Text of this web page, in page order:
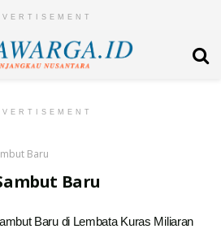
Baru
Baru
Baru di Lembata Kuras Miliaran